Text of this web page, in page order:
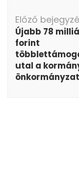
navigáció
Előző
Újabb 78
forint
utal a